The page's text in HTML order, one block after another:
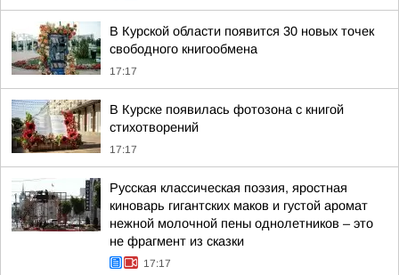
В Курской области появится 30 новых точек
свободного книгообмена
17:17
В Курске появилась фотозона с книгой
стихотворений
17:17
Русская классическая поэзия, яростная
киноварь гигантских маков и густой аромат
нежной молочной пены однолетников – это
не фрагмент из сказки
17:17